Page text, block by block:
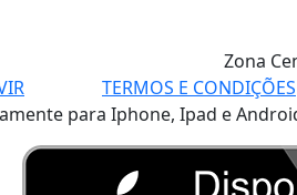
Zona
TERMOS E CONDIÇÕES
para Iphone, Ipad e